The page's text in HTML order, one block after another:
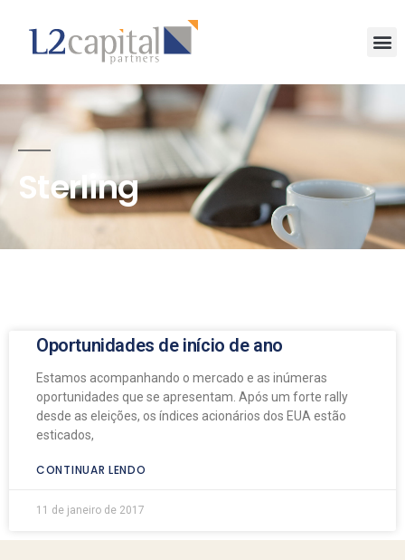
Sterling
Oportunidades de início de ano
Estamos acompanhando o mercado e as inúmeras
oportunidades que se apresentam. Após um forte rally
desde as eleições, os índices acionários dos EUA estão
esticados,
CONTINUAR LENDO
11 de janeiro de 2017